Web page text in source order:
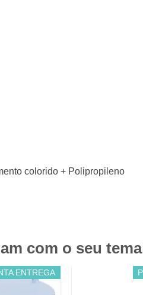
colorido + Polipropileno
com o seu
ENTREGA